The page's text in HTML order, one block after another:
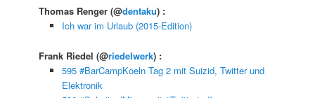
Thomas Renger(@dentaku) :
Ich war im Urlaub (2015-Edition)
Frank Riedel(@riedelwerk) :
595 #BarCampKoeln Tag 2 mit Suizid, Twitter und
Elektronik